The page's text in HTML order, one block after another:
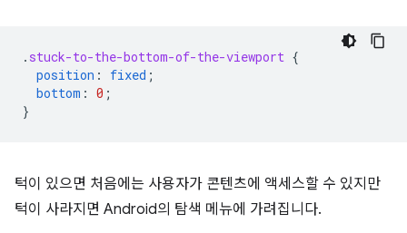
. stuck-to-the-bottom-of-the-viewport {
position : fixed ;
bottom : 0 ;
}
턱이 있으면 처음에는 사용자가 콘텐츠에 액세스할 수 있지만
턱이 사라지면 Android의 탐색 메뉴에 가려집니다.